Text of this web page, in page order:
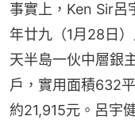
事實上，Ken Sir呂
年廿九（1月28日
天半島一伙中層銀
戶，實用面積632
約21,915元。呂宇